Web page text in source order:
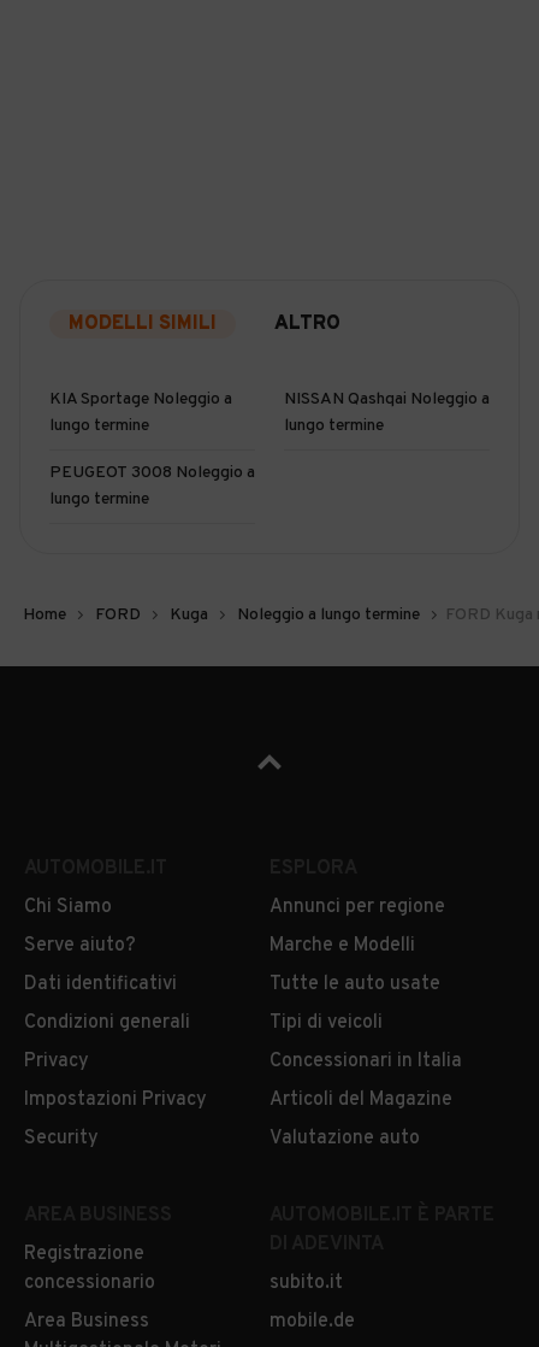
MODELLI SIMILI ALTRO
KIA Sportage Noleggio a
lungo termine
NISSAN Qashqai Noleggio a
lungo termine
PEUGEOT 3008 Noleggio a
lungo termine
Home FORD Kuga Noleggio a lungo termine FORD
Chi Siamo
Serve aiuto?
Dati identificativi
Condizioni generali
Privacy
Impostazioni Privacy
Security
Annunci per regione
Marche e Modelli
Tutte le auto usate
Tipi di veicoli
Concessionari in Italia
Articoli del Magazine
Valutazione auto
Registrazione
concessionario
Area Business
subito.it
mobile.de